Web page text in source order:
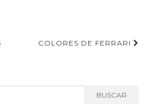
COLORES DE FERRARI
BUSCAR